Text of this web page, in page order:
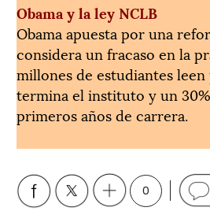
Obama y la ley NCLB
Obama apuesta por una
considera un fracaso en la
millones de estudiantes
termina el instituto y un
primeros años de carrera.
0